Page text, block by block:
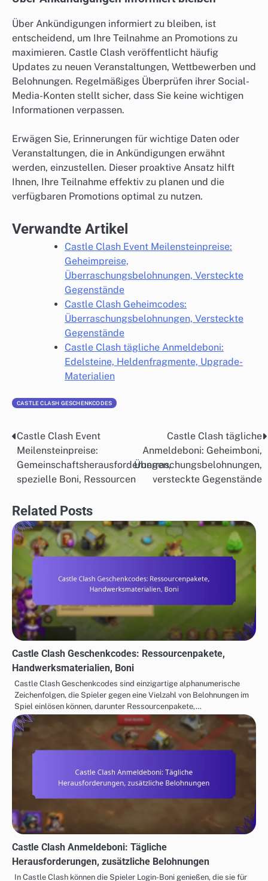
Über Ankündigungen informiert zu bleiben, ist
entscheidend, um Ihre Teilnahme an Promotions zu
maximieren. Castle Clash veröffentlicht häufig
Updates zu neuen Veranstaltungen, Wettbewerben und
Belohnungen. Regelmäßiges Überprüfen ihrer Social-
Media-Konten stellt sicher, dass Sie keine wichtigen
Informationen verpassen.
Erwägen Sie, Erinnerungen für wichtige Daten oder
Veranstaltungen, die in Ankündigungen erwähnt
werden, einzustellen. Dieser proaktive Ansatz hilft
Ihnen, Ihre Teilnahme effektiv zu planen und die
verfügbaren Promotions optimal zu nutzen.
Verwandte Artikel
Castle Clash Event Meilensteinpreise:
Geheimpreise,
Überraschungsbelohnungen, Versteckte
Gegenstände
Castle Clash Geheimcodes:
Überraschungsbelohnungen, Versteckte
Gegenstände
Castle Clash tägliche Anmeldeboni:
Edelsteine, Heldenfragmente, Upgrade-
Materialien
CASTLE CLASH GESCHENKCODES
Post
navigation
Castle Clash Event
Meilensteinpreise:
Gemeinschaftsherausforderungen,
spezielle Boni, Ressourcen
Castle Clash tägliche
Anmeldeboni: Geheimboni,
Überraschungsbelohnungen,
versteckte Gegenstände
Related Posts
Castle Clash Geschenkcodes: Ressourcenpakete,
Handwerksmaterialien, Boni
Castle Clash Geschenkcodes sind einzigartige alphanumerische
Zeichenfolgen, die Spieler gegen eine Vielzahl von Belohnungen im
Spiel einlösen können, darunter Ressourcenpakete,…
Castle Clash Anmeldeboni: Tägliche
Herausforderungen, zusätzliche Belohnungen
In Castle Clash können die Spieler Login-Boni genießen, die sie für